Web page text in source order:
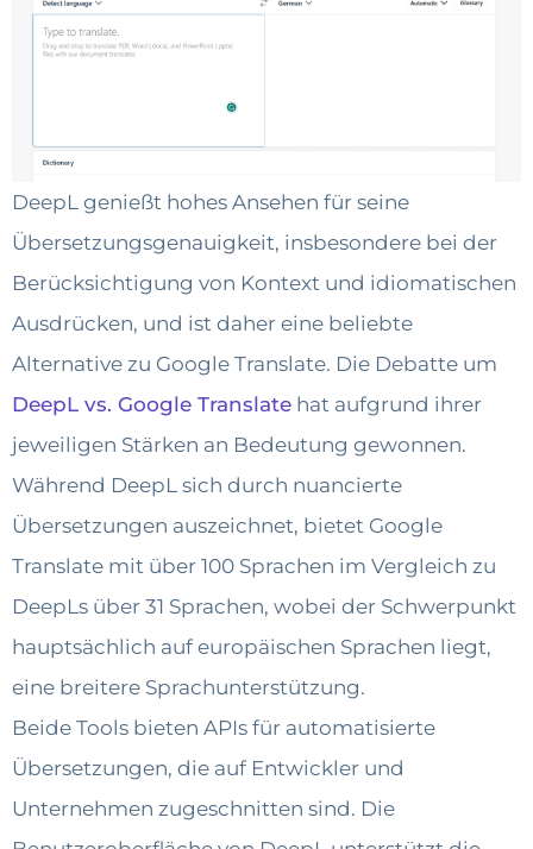
DeepL genießt hohes Ansehen für seine
Übersetzungsgenauigkeit, insbesondere bei der
Berücksichtigung von Kontext und idiomatischen
Ausdrücken, und ist daher eine beliebte
Alternative zu Google Translate. Die Debatte um
DeepL vs. Google Translate hat aufgrund ihrer
jeweiligen Stärken an Bedeutung gewonnen.
Während DeepL sich durch nuancierte
Übersetzungen auszeichnet, bietet Google
Translate mit über 100 Sprachen im Vergleich zu
DeepLs über 31 Sprachen, wobei der Schwerpunkt
hauptsächlich auf europäischen Sprachen liegt,
eine breitere Sprachunterstützung.
Beide Tools bieten APIs für automatisierte
Übersetzungen, die auf Entwickler und
Unternehmen zugeschnitten sind. Die